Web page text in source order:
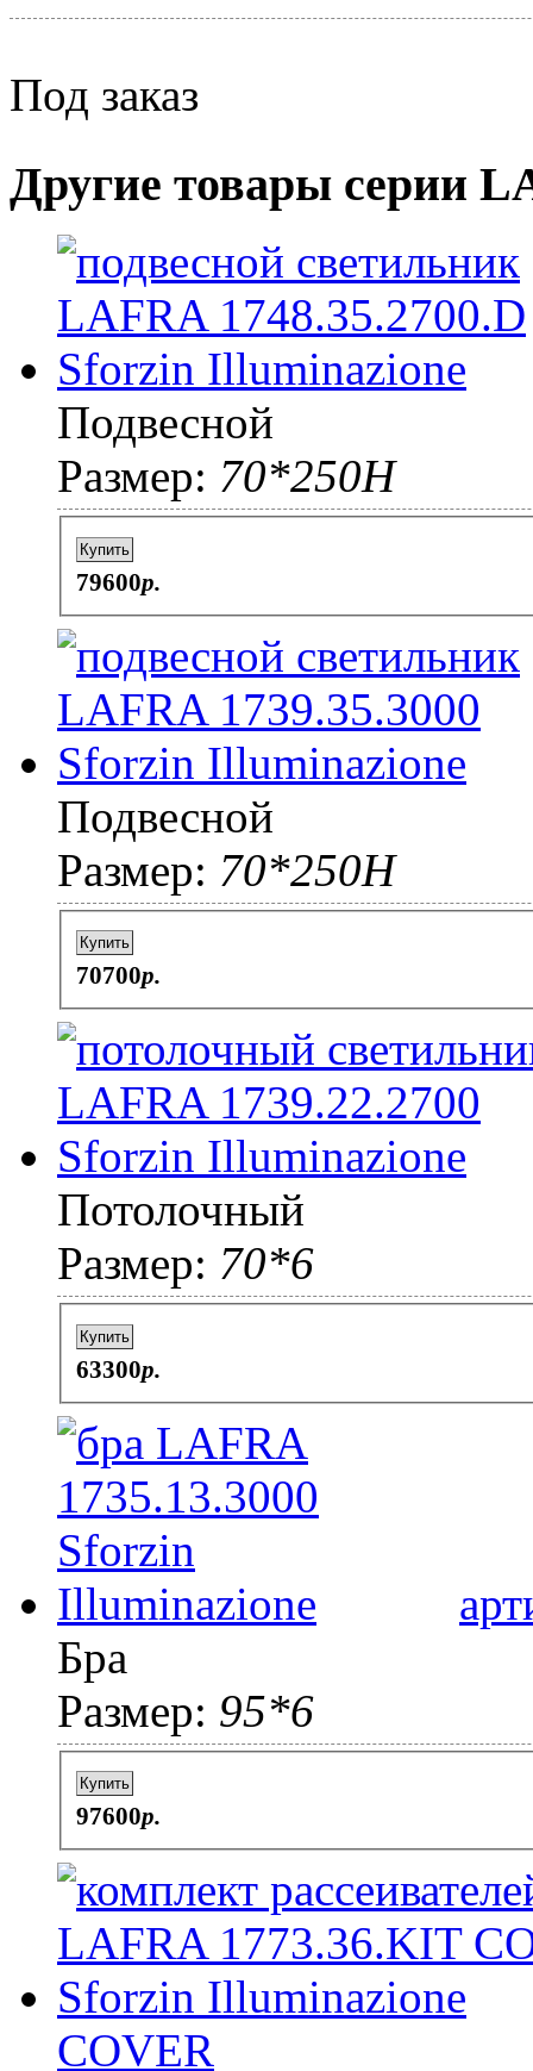
Под заказ
Другие товары серии
Подвесной
Размер: 70*250H
Купить
79600p.
Подвесной
Размер: 70*250H
Купить
70700p.
Потолочный
Размер: 70*6
Купить
63300p.
Бра
Размер: 95*6
Купить
97600p.
COVER